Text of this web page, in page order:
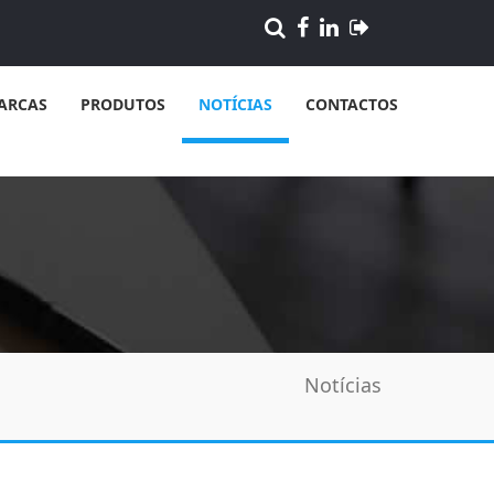
PRODUTOS NOTÍCIAS CONTACTOS
Notícias